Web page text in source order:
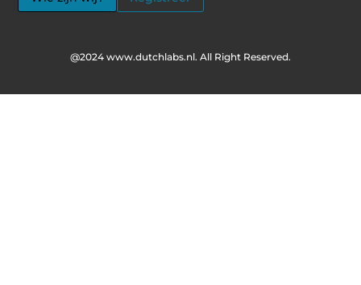
@2024 www.dutchlabs.nl. All Right Reserved.